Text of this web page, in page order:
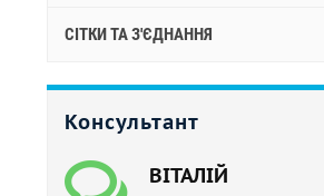
СІТКИ ТА З'ЄДНАННЯ
Консультант
ВІТАЛІЙ